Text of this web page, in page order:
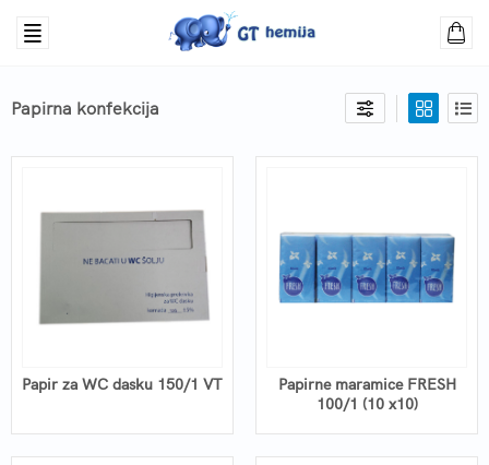
Papirna konfekcija
Papir za WC dasku 150/1 VT
Papirne maramice FRESH
100/1 (10 x10)